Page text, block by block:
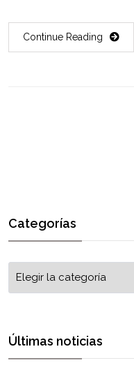
Continue Reading
Categorías
Últimas noticias